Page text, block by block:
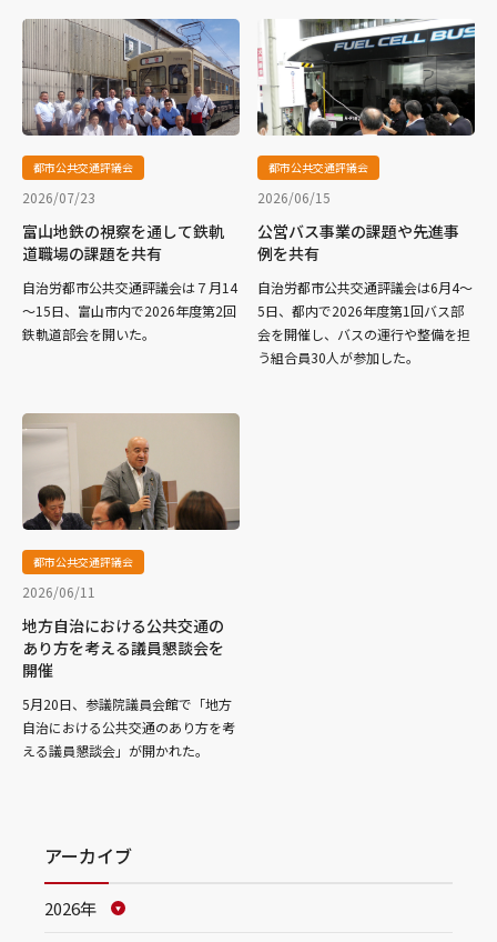
都市公共交通評議会
2026/07/23
富山地鉄の視察を通して鉄軌
道職場の課題を共有
自治労都市公共交通評議会は７月14
～15日、富山市内で2026年度第2回
鉄軌道部会を開いた。
都市公共交通評議会
2026/06/15
公営バス事業の課題や先進事
例を共有
自治労都市公共交通評議会は6月4～
5日、都内で2026年度第1回バス部
会を開催し、バスの運行や整備を担
う組合員30人が参加した。
都市公共交通評議会
2026/06/11
地方自治における公共交通の
あり方を考える議員懇談会を
開催
5月20日、参議院議員会館で「地方
自治における公共交通のあり方を考
える議員懇談会」が開かれた。
アーカイブ
2026年